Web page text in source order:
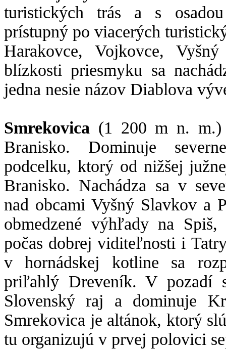
turistických trás a s
prístupný po viacerých
Harakovce, Vojkovce,
blízkosti priesmyku sa
jedna nesie názov Diablova
Smrekovica (1 200 m n. m.)
Branisko. Dominuje
podcelku, ktorý od nižšej
Branisko. Nachádza sa v
nad obcami Vyšný Slavkov a
obmedzené výhľady na
počas dobrej viditeľnosti i
v hornádskej kotline sa
priľahlý Dreveník. V pozadí
Slovenský raj a dominuje
Smrekovica je altánok, ktorý
tu organizujú v prvej polovici